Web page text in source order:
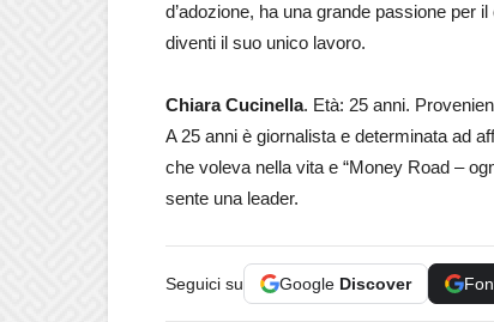
d’adozione, ha una grande passione per
diventi il suo unico lavoro.
Chiara Cucinella. Età: 25 anni.
A 25 anni è giornalista e determinata ad
che voleva nella vita e “Money Road –
sente una leader.
Seguici su Google Discover